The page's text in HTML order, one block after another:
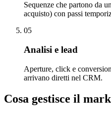
Sequenze che partono da
acquisto) con passi
05
Analisi e lead
Aperture, click e
arrivano diretti nel CRM.
Cosa gestisce il